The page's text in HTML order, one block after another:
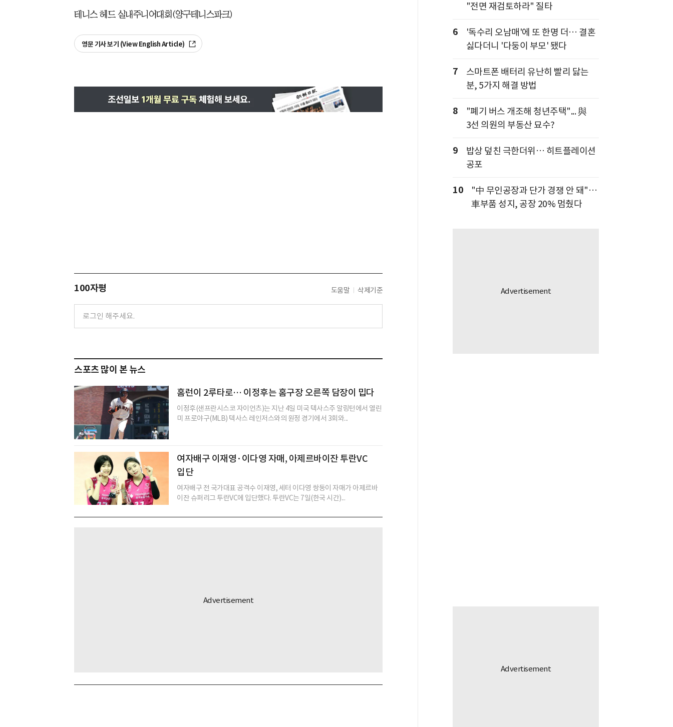
테니스 헤드 실내주니어대회(양구테니스파크)
영문 기사 보기 (View English Article)
100자평 도움말 삭제기준
스포츠 많이 본 뉴스
홈런이 2루타로… 이정후는 홈구장 오른쪽 담장이 밉다
이정후(샌프란시스코 자이언츠)는 지난 4일 미국 텍사스주 알링턴에서 열린
미 프로야구(MLB) 텍사스 레인저스와의 원정 경기에서 3회와...
여자배구 이재영·이다영 자매, 아제르바이잔 투란VC
입단
여자배구 전 국가대표 공격수 이재영, 세터 이다영 쌍둥이 자매가 아제르바
이잔 슈퍼리그 투란VC에 입단했다. 투란VC는 7일(한국 시간)...
"전면 재검토하라" 질타
6
'독수리 오남매'에 또 한명 더… 결혼
싫다더니 '다둥이 부모' 됐다
7
스마트폰 배터리 유난히 빨리 닳는
분, 5가지 해결 방법
8
"폐기 버스 개조해 청년주택"... 與
3선 의원의 부동산 묘수?
9
밥상 덮친 극한더위… 히트플레이션
공포
10
"中 무인공장과 단가 경쟁 안 돼"…
車부품 성지, 공장 20% 멈췄다